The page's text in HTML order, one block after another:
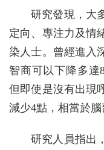
研究發現，大
定向、專注力及情
染人士。曾經進入
智商可以下降多達
但即使是沒有出現
減少4點，相當於腦
研究人員指出